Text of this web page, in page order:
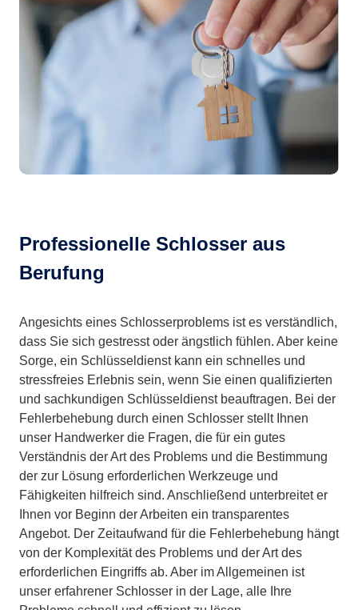
Professionelle Schlosser aus
Berufung
Angesichts eines Schlosserproblems ist es verständlich,
dass Sie sich gestresst oder ängstlich fühlen. Aber keine
Sorge, ein Schlüsseldienst kann ein schnelles und
stressfreies Erlebnis sein, wenn Sie einen qualifizierten
und sachkundigen Schlüsseldienst beauftragen. Bei der
Fehlerbehebung durch einen Schlosser stellt Ihnen
unser Handwerker die Fragen, die für ein gutes
Verständnis der Art des Problems und die Bestimmung
der zur Lösung erforderlichen Werkzeuge und
Fähigkeiten hilfreich sind. Anschließend unterbreitet er
Ihnen vor Beginn der Arbeiten ein transparentes
Angebot. Der Zeitaufwand für die Fehlerbehebung hängt
von der Komplexität des Problems und der Art des
erforderlichen Eingriffs ab. Aber im Allgemeinen ist
unser erfahrener Schlosser in der Lage, alle Ihre